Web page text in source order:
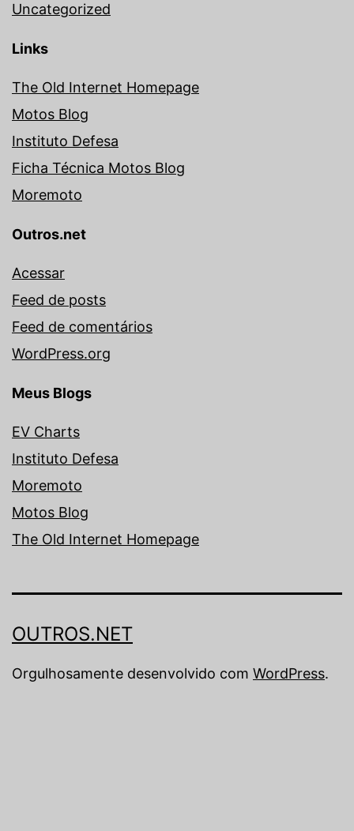
Uncategorized
Links
The Old Internet Homepage
Motos Blog
Instituto Defesa
Ficha Técnica Motos Blog
Moremoto
Outros.net
Acessar
Feed de posts
Feed de comentários
WordPress.org
Meus Blogs
EV Charts
Instituto Defesa
Moremoto
Motos Blog
The Old Internet Homepage
OUTROS.NET
Orgulhosamente desenvolvido com WordPress.